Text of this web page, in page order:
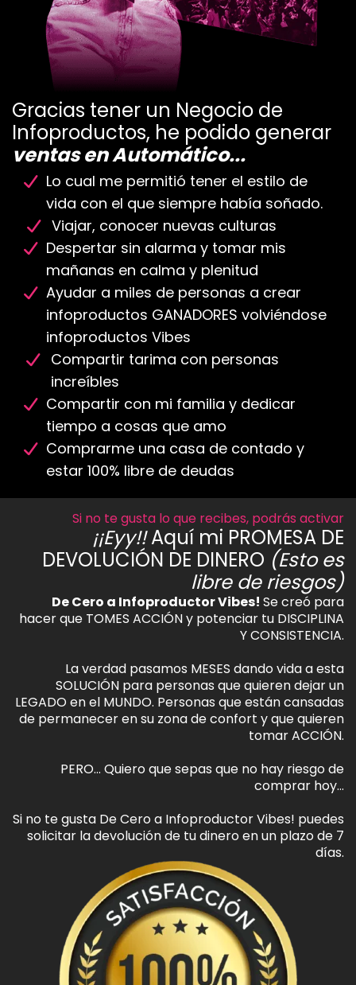
Gracias tener un Negocio de
Infoproductos, he podido generar
ventas en Automático...
Lo cual me permitió tener el estilo de
vida con el que siempre había soñado.
Viajar, conocer nuevas culturas
Despertar sin alarma y tomar mis
mañanas en calma y plenitud
Ayudar a miles de personas a crear
infoproductos GANADORES volviéndose
infoproductos Vibes
Compartir tarima con personas
increíbles
Compartir con mi familia y dedicar
tiempo a cosas que amo
Comprarme una casa de contado y
estar 100% libre de deudas
Si no te gusta lo que recibes, podrás activar
¡¡Eyy!!Aquí mi PROMESA DE
DEVOLUCIÓN DE DINERO (Esto es
libre de riesgos)
De Cero a Infoproductor Vibes! Se creó para
hacer que TOMES ACCIÓN y potenciar tu DISCIPLINA
Y CONSISTENCIA.
La verdad pasamos MESES dando vida a esta
SOLUCIÓN para personas que quieren dejar un
LEGADO en el MUNDO. Personas que están cansadas
de permanecer en su zona de confort y que quieren
tomar ACCIÓN.
PERO… Quiero que sepas que no hay riesgo de
comprar hoy…
Si no te gusta De Cero a Infoproductor Vibes! puedes
solicitar la devolución de tu dinero en un plazo de 7
días.